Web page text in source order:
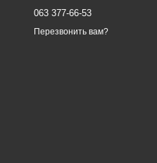
063 377-66-53
Перезвонить вам?